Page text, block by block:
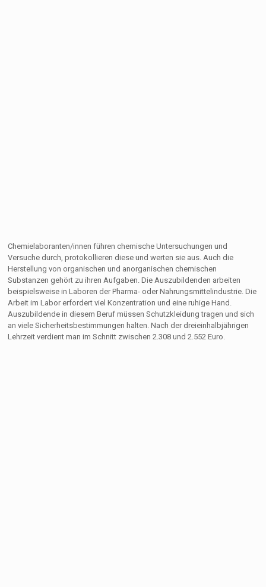
Chemielaboranten/innen führen chemische Untersuchungen und
Versuche durch, protokollieren diese und werten sie aus. Auch die
Herstellung von organischen und anorganischen chemischen
Substanzen gehört zu ihren Aufgaben. Die Auszubildenden arbeiten
beispielsweise in Laboren der Pharma- oder Nahrungsmittelindustrie. Die
Arbeit im Labor erfordert viel Konzentration und eine ruhige Hand.
Auszubildende in diesem Beruf müssen Schutzkleidung tragen und sich
an viele Sicherheitsbestimmungen halten. Nach der dreieinhalbjährigen
Lehrzeit verdient man im Schnitt zwischen 2.308 und 2.552 Euro.